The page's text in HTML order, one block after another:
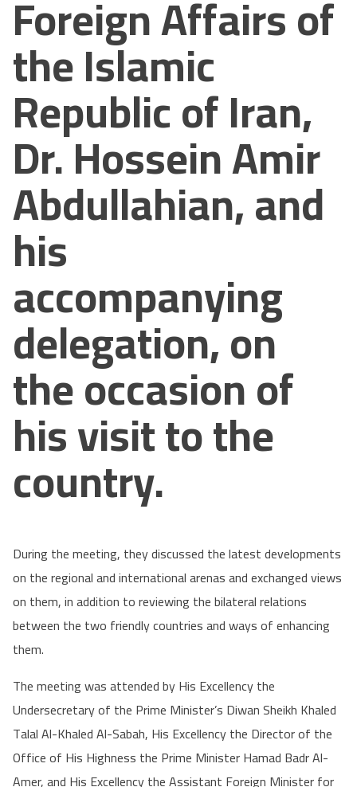
Foreign Affairs of
the Islamic
Republic of Iran,
Dr. Hossein Amir
Abdullahian, and
his
accompanying
delegation, on
the occasion of
his visit to the
country.
During the meeting, they discussed the latest developments
on the regional and international arenas and exchanged views
on them, in addition to reviewing the bilateral relations
between the two friendly countries and ways of enhancing
them.
The meeting was attended by His Excellency the
Undersecretary of the Prime Minister’s Diwan Sheikh Khaled
Talal Al-Khaled Al-Sabah, His Excellency the Director of the
Office of His Highness the Prime Minister Hamad Badr Al-
Amer, and His Excellency the Assistant Foreign Minister for